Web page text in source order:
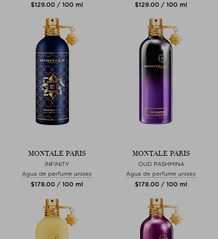
$‌129.00 / 100 ml $‌129.00 / 100 ml
MONTALE PARIS
INFINITY
Agua de perfume unisex
$‌178.00 / 100 ml
MONTALE PARIS
OUD PASHMINA
Agua de perfume unisex
$‌178.00 / 100 ml